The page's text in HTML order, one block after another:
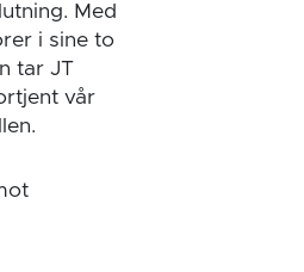
Med
i sine to
tar JT
vår